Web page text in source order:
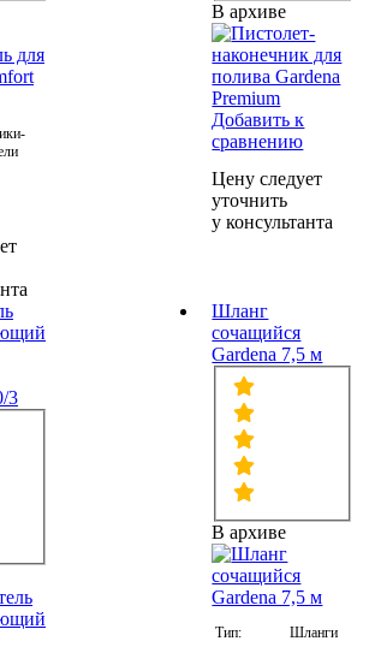
В архиве
Добавить к
сравнению
Цену следует
уточнить
у консультанта
3
Шланг
сочащийся
Gardena 7,5 м
В архиве
Тип: Шланги